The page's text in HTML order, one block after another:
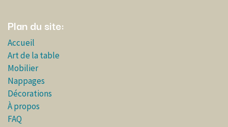
Plan du site:
Accueil
Art de la table
Mobilier
Nappages
Décorations
À propos
FAQ